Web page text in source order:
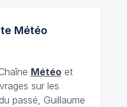
Météo
Météoet
sur les
passé, Guillaume